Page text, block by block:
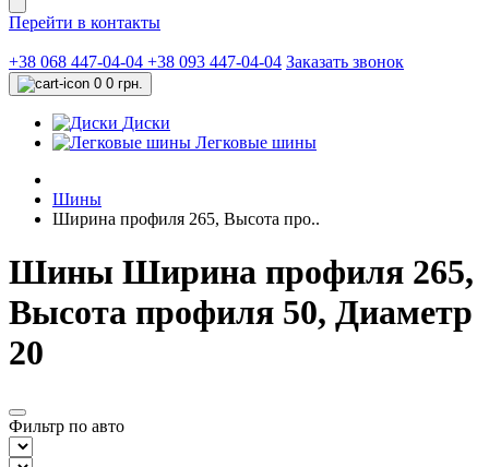
Перейти в контакты
+38 068 447-04-04 +38 093 447-04-04 Заказать звонок
0 0 грн.
Диски
Легковые шины
Шины
Ширина профиля 265, Высота про..
Шины Ширина профиля 265,
Высота профиля 50, Диаметр
20
Фильтр по авто